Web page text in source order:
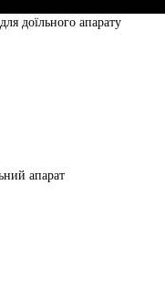
доїльного апарату
апарат